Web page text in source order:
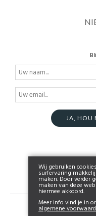
JA, HOU
© 2026
Wij gebruiken
surfervaring
maken. Door verder
maken van deze
hiermee akkoord.
Meer info vind je in
algemene